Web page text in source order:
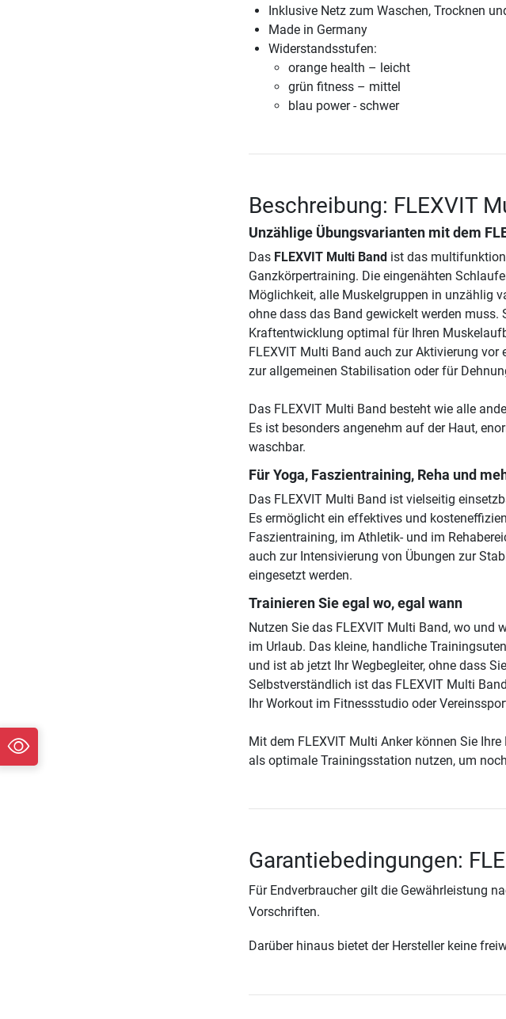
Inklusive Netz zum Waschen, Trocknen
Made in Germany
Widerstandsstufen:
orange health – leicht
grün fitness – mittel
blau power - schwer
Beschreibung: FLEXVIT
Unzählige Übungsvarianten mit dem
Das FLEXVIT Multi Bandist das
Ganzkörpertraining. Die eingenähten
Möglichkeit, alle Muskelgruppen in unzählig
ohne dass das Band gewickelt werden muss.
Kraftentwicklung optimal für Ihren
FLEXVIT Multi Band auch zur Aktivierung vor
zur allgemeinen Stabilisation oder für
Das FLEXVIT Multi Band besteht wie alle
Es ist besonders angenehm auf der Haut,
waschbar.
Für Yoga, Faszientraining, Reha und
Das FLEXVIT Multi Band ist vielseitig
Es ermöglicht ein effektives und
Faszientraining, im Athletik- und im
auch zur Intensivierung von Übungen zur
eingesetzt werden.
Trainieren Sie egal wo, egal wann
Nutzen Sie das FLEXVIT Multi Band, wo und
im Urlaub. Das kleine, handliche
und ist ab jetzt Ihr Wegbegleiter, ohne dass
Selbstverständlich ist das FLEXVIT Multi
Ihr Workout im Fitnessstudio oder
Mit dem FLEXVIT Multi Anker können Sie
als optimale Trainingsstation nutzen, um
Garantiebedingungen:
Für Endverbraucher gilt die Gewährleistung
Vorschriften.
Darüber hinaus bietet der Hersteller keine